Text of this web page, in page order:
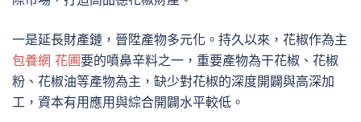
一是延長財產鏈，晉陞產物多元化。持久以來，花椒作為主
包養網 花圃要的噴鼻辛料之一，重要產物為干花椒、花椒
粉、花椒油等產物為主，缺少對花椒的深度開闢與高深加
工，資本有用應用與綜合開闢水平較低。